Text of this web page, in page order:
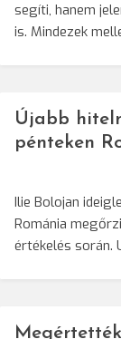
segíti, hanem
is. Mindezek
Újabb
pénteken
Ilie Bolojan
Románia
értékelés során.